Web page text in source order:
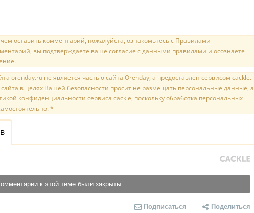
оставить комментарий, пожалуйста, ознакомьтесь с Правилами
вы подтверждаете ваше согласие с данными правилами и осознаете
orenday.ru не является частью сайта Orenday, а предоставлен сервисом cackle.
в целях Вашей безопасности просит не размещать персональные данные, а
конфиденциальности сервиса cackle, поскольку обработка персональных
*
к этой теме были закрыты
Подписаться Поделиться